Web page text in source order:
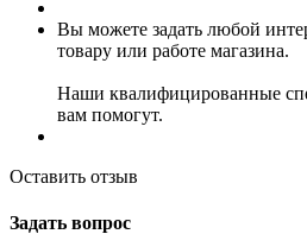
Вы можете задать любой
товару или работе магазина.
Наши квалифицированные
вам помогут.
Оставить отзыв
Задать вопрос